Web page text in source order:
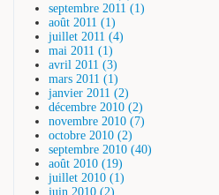
septembre 2011 (1)
août 2011 (1)
juillet 2011 (4)
mai 2011 (1)
avril 2011 (3)
mars 2011 (1)
janvier 2011 (2)
décembre 2010 (2)
novembre 2010 (7)
octobre 2010 (2)
septembre 2010 (40)
août 2010 (19)
juillet 2010 (1)
juin 2010 (2)